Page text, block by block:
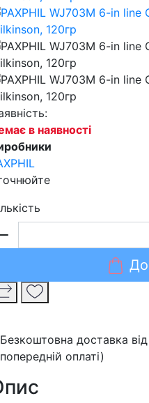
в наявності
Безкоштовна доставка
попередній оплаті)